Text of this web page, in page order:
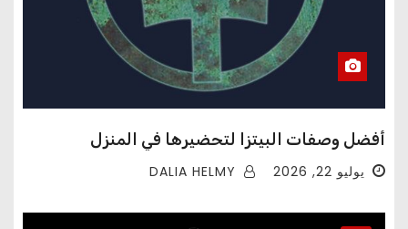
أفضل وصفات البيتزا لتحضيرها في المنزل
يوليو 22, 2026